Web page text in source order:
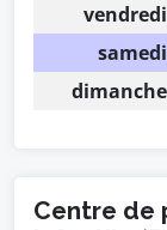
vendredi
samedi
dimanche
Centre de